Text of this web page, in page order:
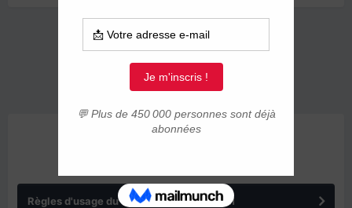
Règles d'usage du forum IMMIGRER.COM